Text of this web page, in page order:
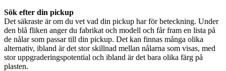
Sök efter din pickup
Det säkraste är om du vet vad din pickup har för beteckning. Under
den blå fliken anger du fabrikat och modell och får fram en lista på
de nålar som passar till din pickup. Det kan finnas många olika
alternativ, ibland är det stor skillnad mellan nålarna som visas, med
stor uppgraderingspotential och ibland är det bara olika färg på
plasten.